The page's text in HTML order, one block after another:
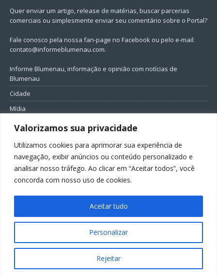
Valorizamos sua privacidade
Utilizamos cookies para aprimorar sua experiência de
navegação, exibir anúncios ou conteúdo personalizado e
analisar nosso tráfego. Ao clicar em “Aceitar todos”, você
concorda com nosso uso de cookies.
Personalizar
Rejeitar
Aceitar tudo
Quer enviar um artigo, release de matérias, buscar parcerias
comerciais ou simplesmente enviar seu comentário sobre o Portal?
Fale conosco pela nossa fan-page no Facebook ou pelo e-mail:
contato@informeblumenau.com.
Informe Blumenau, informação e opinião com notícias de
Blumenau
Cidade
Mídia
Entretenimento
Política
FIQUE CONECTADO
Todos os direitos reservados ao Informe Blumenau
GovernarTI